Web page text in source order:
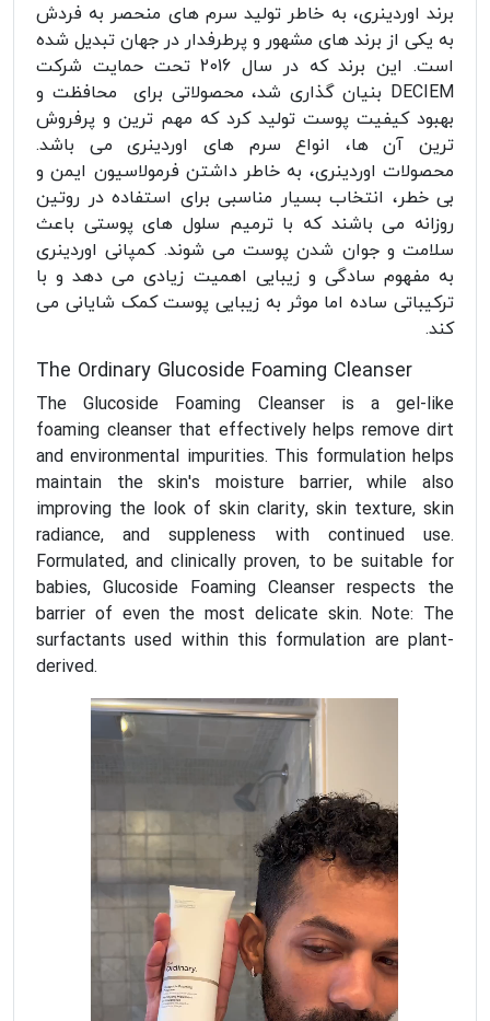
برند اوردینری، به خاطر تولید سرم های منحصر به فردش
به یکی از برند های مشهور و پرطرفدار در جهان تبدیل شده
است. این برند که در سال 2016 تحت حمایت شرکت
DECIEM بنیان گذاری شد، محصولاتی برای محافظت و
بهبود کیفیت پوست تولید کرد که مهم ترین و پرفروش
ترین آن ها، انواع سرم های اوردینری می باشد.
محصولات اوردینری، به خاطر داشتن فرمولاسیون ایمن و
بی خطر، انتخاب بسیار مناسبی برای استفاده در روتین
روزانه می باشند که با ترمیم سلول های پوستی باعث
سلامت و جوان شدن پوست می شوند. کمپانی اوردینری
به مفهوم سادگی و زیبایی اهمیت زیادی می دهد و با
ترکیباتی ساده اما موثر به زیبایی پوست کمک شایانی می
کند.
The Ordinary Glucoside Foaming Cleanser
The Glucoside Foaming Cleanser is a gel-like
foaming cleanser that effectively helps remove dirt
and environmental impurities. This formulation helps
maintain the skin's moisture barrier, while also
improving the look of skin clarity, skin texture, skin
radiance, and suppleness with continued use.
Formulated, and clinically proven, to be suitable for
babies, Glucoside Foaming Cleanser respects the
barrier of even the most delicate skin. Note: The
surfactants used within this formulation are plant-
derived.